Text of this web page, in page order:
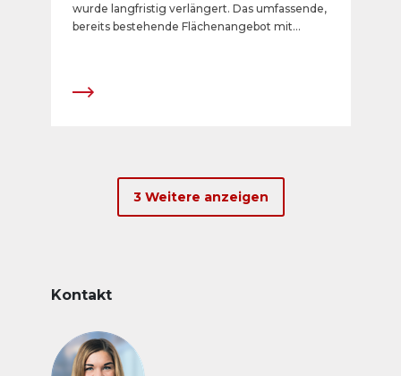
wurde langfristig verlängert. Das umfassende,
bereits bestehende Flächenangebot mit
3 Weitere anzeigen
Kontakt